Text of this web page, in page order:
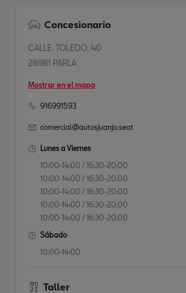
Concesionario
CALLE. TOLEDO, 40
28981 PARLA
Mostrar en el mapa
916991593
comercial@autosjuanjo.seat
Lunes a Viernes
10:00-14:00 / 16:30-20:00
10:00-14:00 / 16:30-20:00
10:00-14:00 / 16:30-20:00
10:00-14:00 / 16:30-20:00
10:00-14:00 / 16:30-20:00
Sábado
10:00-14:00
Taller